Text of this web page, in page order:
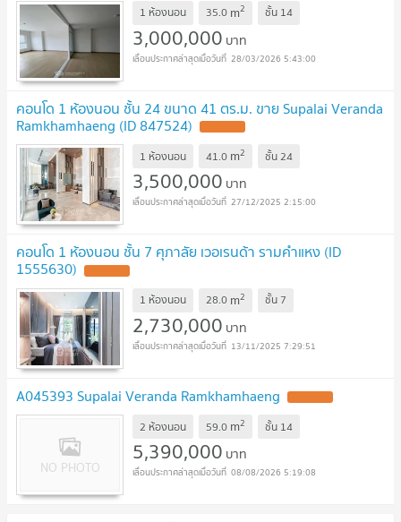
1 ห้องนอน 35.0 m2 ชั้น 14
3,000,000 บาท
28/03/2026 5:43:00
คอนโด 1 ห้องนอน ชั้น 24 ขนาด 41 ตร.ม. ขาย Supalai Veranda
Ramkhamhaeng (ID 847524)
1 ห้องนอน 41.0 m2 ชั้น24
3,500,000 บาท
27/12/2025 2:15:00
คอนโด 1 ห้องนอน ชั้น 7 ศุภาลัย เวอเรนด้า รามคำแหง (ID
1555630)
1 ห้องนอน 28.0 m2 ชั้น 7
2,730,000 บาท
13/11/2025 7:29:51
A045393 Supalai Veranda Ramkhamhaeng
2 ห้องนอน 59.0 m2 ชั้น 14
5,390,000 บาท
08/08/2026 5:19:08